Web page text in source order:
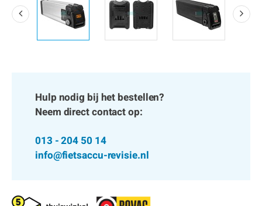
Hulp nodig bij het bestellen?
Neem direct contact op:
013 - 204 50 14
info@fietsaccu-revisie.nl